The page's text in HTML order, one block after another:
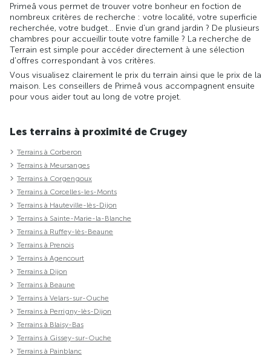
Primeâ vous permet de trouver votre bonheur en foction de
nombreux critères de recherche : votre localité, votre superficie
recherchée, votre budget... Envie d'un grand jardin ? De plusieurs
chambres pour accueillir toute votre famille ? La recherche de
Terrain est simple pour accéder directement à une sélection
d'offres correspondant à vos critères.
Vous visualisez clairement le prix du terrain ainsi que le prix de la
maison. Les conseillers de Primeâ vous accompagnent ensuite
pour vous aider tout au long de votre projet.
Les terrains à proximité de Crugey
Terrains à Corberon
Terrains à Meursanges
Terrains à Corgengoux
Terrains à Corcelles-les-Monts
Terrains à Hauteville-lès-Dijon
Terrains à Sainte-Marie-la-Blanche
Terrains à Ruffey-lès-Beaune
Terrains à Prenois
Terrains à Agencourt
Terrains à Dijon
Terrains à Beaune
Terrains à Velars-sur-Ouche
Terrains à Perrigny-lès-Dijon
Terrains à Blaisy-Bas
Terrains à Gissey-sur-Ouche
Terrains à Painblanc